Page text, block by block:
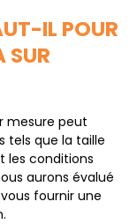
IL POUR
SUR
mesure peut
tels que la taille
les conditions
aurons évalué
fournir une